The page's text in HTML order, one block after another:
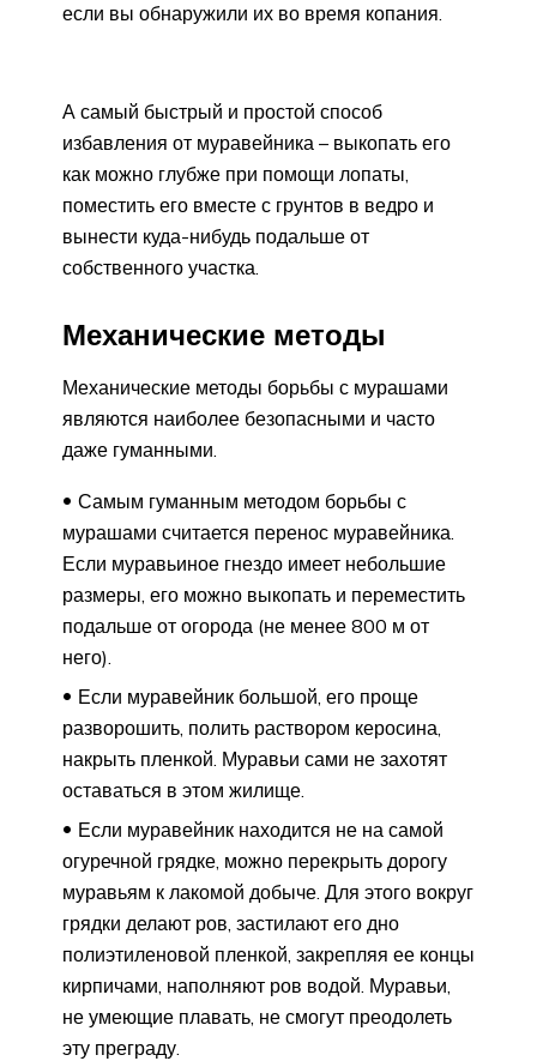
если вы обнаружили их во время копания.
А самый быстрый и простой способ
избавления от муравейника – выкопать его
как можно глубже при помощи лопаты,
поместить его вместе с грунтов в ведро и
вынести куда-нибудь подальше от
собственного участка.
Механические методы
Механические методы борьбы с мурашами
являются наиболее безопасными и часто
даже гуманными.
Самым гуманным методом борьбы с
мурашами считается перенос муравейника.
Если муравьиное гнездо имеет небольшие
размеры, его можно выкопать и переместить
подальше от огорода (не менее 800 м от
него).
Если муравейник большой, его проще
разворошить, полить раствором керосина,
накрыть пленкой. Муравьи сами не захотят
оставаться в этом жилище.
Если муравейник находится не на самой
огуречной грядке, можно перекрыть дорогу
муравьям к лакомой добыче. Для этого вокруг
грядки делают ров, застилают его дно
полиэтиленовой пленкой, закрепляя ее концы
кирпичами, наполняют ров водой. Муравьи,
не умеющие плавать, не смогут преодолеть
эту преграду.